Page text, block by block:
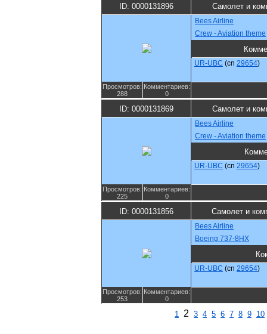
ID: 0000131896 Самолет и
Bees Airline
Crew - Aviation theme
UR-UBC (cn 29654)
Просмотров:
288
Комментариев:
0
ID: 0000131869 Самолет и
Bees Airline
Crew - Aviation theme
UR-UBC (cn 29654)
Просмотров:
225
Комментариев:
0
ID: 0000131856 Самолет и
Bees Airline
Boeing 737-8HX
UR-UBC (cn 29654)
Просмотров:
253
Комментариев:
0
1 2 3 4 5 6 7 8 9 10